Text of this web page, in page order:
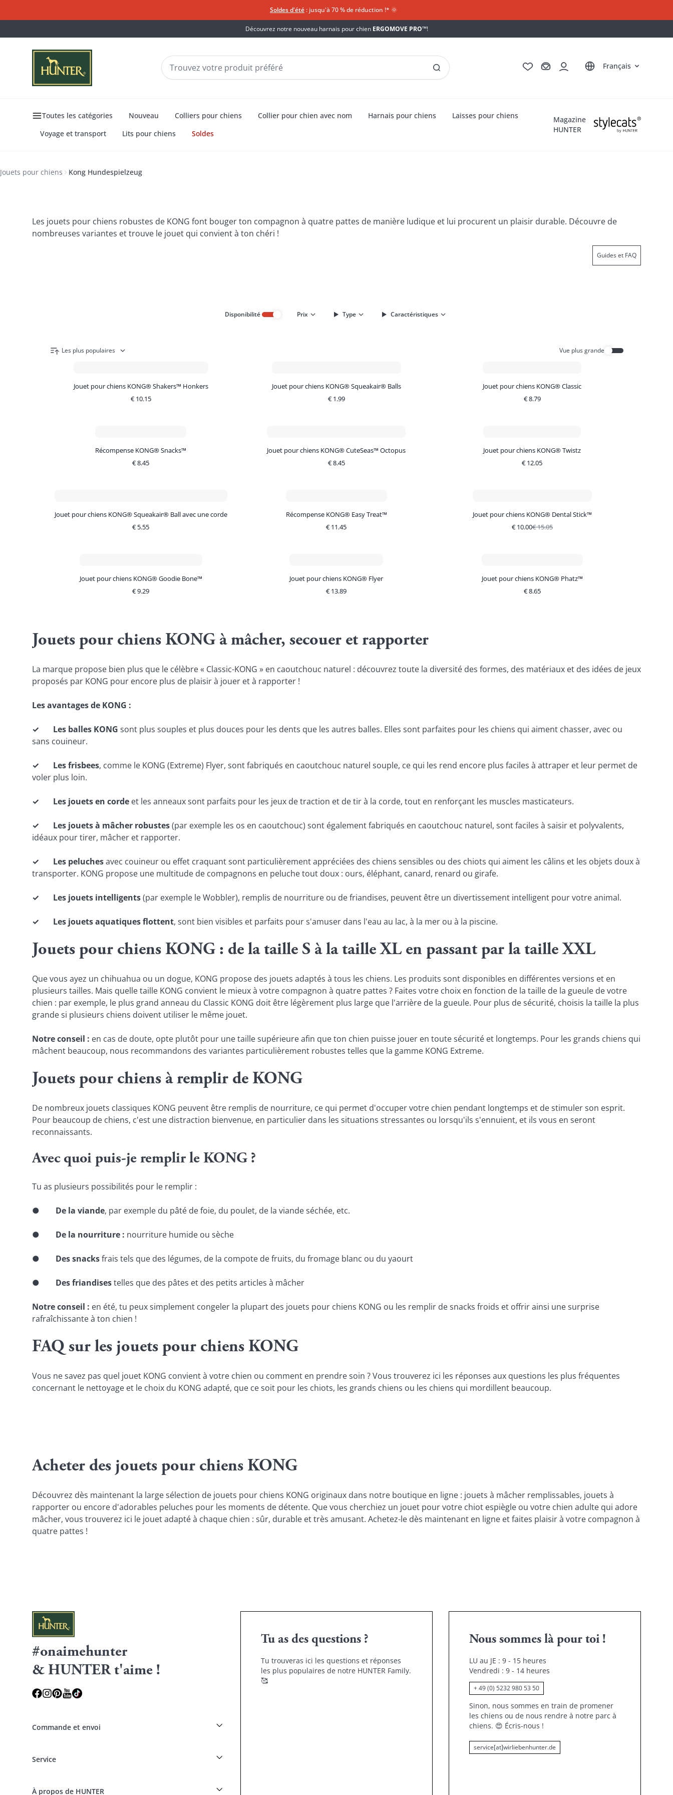
Soldes d'été : jusqu'à 70 % de réduction !*​ 🌞
Découvrez notre nouveau harnais pour chien ERGOMOVE PRO™!
Deutsch
English
Italiano
Nederlands
Français
Toutes les catégories Nouveau Colliers pour chiens Collier pour chien avec nom Harnais pour chiens
Laisses pour chiens
Voyage et transport
Lits pour chiens Soldes
Magazine
HUNTER
Jouets pour chiens Kong Hundespielzeug
Les jouets pour chiens robustes de KONG font bouger ton compagnon à quatre pattes de manière ludique et lui procurent un plaisir durable. Découvre de
nombreuses variantes et trouve le jouet qui convient à ton chéri !
Guides et FAQ
Disponibilité Prix Type Caractéristiques
Les plus populaires Vue plus grande
Jouet pour chiens KONG® Shakers™ Honkers
€ 10.15
Jouet pour chiens KONG® Squeakair® Balls
€ 1.99
Jouet pour chiens KONG® Classic
€8.79
Récompense KONG® Snacks™
€8.45
Jouet pour chiens KONG® CuteSeas™ Octopus
€8.45
Jouet pour chiens KONG® Twistz
€ 12.05
Jouet pour chiens KONG® Squeakair® Ball avec une corde
€ 5.55
Récompense KONG® Easy Treat™
€ 11.45
Jouet pour chiens KONG® Dental Stick™
€ 10.00€15.05
Jouet pour chiens KONG® Goodie Bone™
€9.29
Jouet pour chiens KONG® Flyer
€ 13.89
Jouet pour chiens KONG® Phatz™
€8.65
Jouets pour chiens KONG à mâcher, secouer et rapporter
La marque propose bien plus que le célèbre « Classic-KONG » en caoutchouc naturel : découvrez toute la diversité des formes, des matériaux et des idées de jeux
proposés par KONG pour encore plus de plaisir à jouer et à rapporter !
Les avantages de KONG :
✓       Les balles KONG sont plus souples et plus douces pour les dents que les autres balles. Elles sont parfaites pour les chiens qui aiment chasser, avec ou
sans couineur.
✓       Les frisbees, comme le KONG (Extreme) Flyer, sont fabriqués en caoutchouc naturel souple, ce qui les rend encore plus faciles à attraper et leur permet de
voler plus loin.
✓       Les jouets en corde et les anneaux sont parfaits pour les jeux de traction et de tir à la corde, tout en renforçant les muscles masticateurs.
✓       Les jouets à mâcher robustes (par exemple les os en caoutchouc) sont également fabriqués en caoutchouc naturel, sont faciles à saisir et polyvalents,
idéaux pour tirer, mâcher et rapporter.
✓       Les peluches avec couineur ou effet craquant sont particulièrement appréciées des chiens sensibles ou des chiots qui aiment les câlins et les objets doux à
transporter. KONG propose une multitude de compagnons en peluche tout doux : ours, éléphant, canard, renard ou girafe.
✓       Les jouets intelligents (par exemple le Wobbler), remplis de nourriture ou de friandises, peuvent être un divertissement intelligent pour votre animal.
✓       Les jouets aquatiques flottent, sont bien visibles et parfaits pour s'amuser dans l'eau au lac, à la mer ou à la piscine.
Jouets pour chiens KONG : de la taille S à la taille XL en passant par la taille XXL
Que vous ayez un chihuahua ou un dogue, KONG propose des jouets adaptés à tous les chiens. Les produits sont disponibles en différentes versions et en
plusieurs tailles. Mais quelle taille KONG convient le mieux à votre compagnon à quatre pattes ? Faites votre choix en fonction de la taille de la gueule de votre
chien : par exemple, le plus grand anneau du Classic KONG doit être légèrement plus large que l'arrière de la gueule. Pour plus de sécurité, choisis la taille la plus
grande si plusieurs chiens doivent utiliser le même jouet.
Notre conseil : en cas de doute, opte plutôt pour une taille supérieure afin que ton chien puisse jouer en toute sécurité et longtemps. Pour les grands chiens qui
mâchent beaucoup, nous recommandons des variantes particulièrement robustes telles que la gamme KONG Extreme.
Jouets pour chiens à remplir de KONG
De nombreux jouets classiques KONG peuvent être remplis de nourriture, ce qui permet d'occuper votre chien pendant longtemps et de stimuler son esprit.
Pour beaucoup de chiens, c'est une distraction bienvenue, en particulier dans les situations stressantes ou lorsqu'ils s'ennuient, et ils vous en seront
reconnaissants.
Avec quoi puis-je remplir le KONG ?
Tu as plusieurs possibilités pour le remplir :
● De la viande, par exemple du pâté de foie, du poulet, de la viande séchée, etc.
● De la nourriture : nourriture humide ou sèche
● Des snacks frais tels que des légumes, de la compote de fruits, du fromage blanc ou du yaourt
● Des friandises telles que des pâtes et des petits articles à mâcher
Notre conseil : en été, tu peux simplement congeler la plupart des jouets pour chiens KONG ou les remplir de snacks froids et offrir ainsi une surprise
rafraîchissante à ton chien !
FAQ sur les jouets pour chiens KONG
Vous ne savez pas quel jouet KONG convient à votre chien ou comment en prendre soin ? Vous trouverez ici les réponses aux questions les plus fréquentes
concernant le nettoyage et le choix du KONG adapté, que ce soit pour les chiots, les grands chiens ou les chiens qui mordillent beaucoup.
Acheter des jouets pour chiens KONG
Découvrez dès maintenant la large sélection de jouets pour chiens KONG originaux dans notre boutique en ligne : jouets à mâcher remplissables, jouets à
rapporter ou encore d'adorables peluches pour les moments de détente. Que vous cherchiez un jouet pour votre chiot espiègle ou votre chien adulte qui adore
mâcher, vous trouverez ici le jouet adapté à chaque chien : sûr, durable et très amusant. Achetez-le dès maintenant en ligne et faites plaisir à votre compagnon à
quatre pattes !
#onaimehunter
& HUNTER t'aime !
Commande et envoi
Spéciaux pour les professionnels du chien
Informations sur la livraison
Service
À propos de HUNTER
Tu as des questions ?
Tu trouveras ici les questions et réponses
les plus populaires de notre HUNTER Family.
🥰
Nous sommes là pour toi !
LU au JE : 9 - 15 heures
Vendredi : 9 - 14 heures
+ 49 (0) 5232 980 53 50
Sinon, nous sommes en train de promener
les chiens ou de nous rendre à notre parc à
chiens. 😍 Écris-nous !
service[at]wirliebenhunter.de